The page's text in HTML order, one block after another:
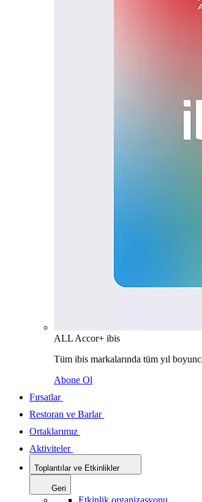
ALL Accor+ ibis
Tüm ibis markalarında tüm yıl
Abone Ol
Fırsatlar
Restoran ve Barlar
Ortaklarımız
Aktiviteler
Toplantılar ve Etkinlikler
Geri
Etkinlik organizasyonu